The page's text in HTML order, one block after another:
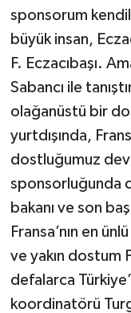
sponsorum
büyük insan,
F. Eczacıbaşı.
Sabancı ile
olağanüstü bir
yurtdışında,
dostluğumuz
sponsorluğunda
bakanı ve son
Fransa’nın en
ve yakın dostum
defalarca
koordinatörü